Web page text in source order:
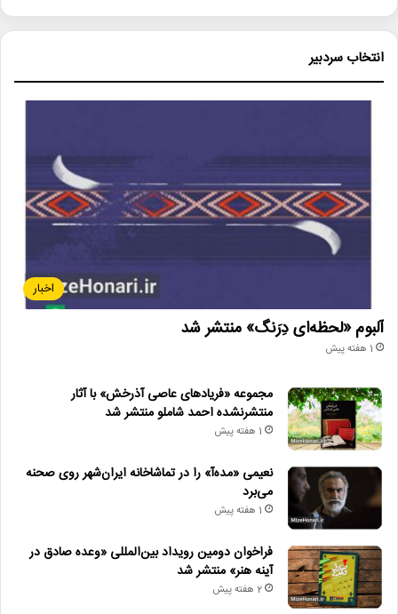
انتخاب سردبیر
اخبار
آلبوم «لحظه‌ای دِرَنگ» منتشر شد
1 هفته پیش
مجموعه «فریادهای عاصی آذرخش» با آثار
منتشرنشده احمد شاملو منتشر شد
1 هفته پیش
نعیمی «مده‌آ» را در تماشاخانه ایران‌شهر روی صحنه
می‌برد
1 هفته پیش
فراخوان دومین رویداد بین‌المللی «وعده صادق در
آینه هنر» منتشر شد
2 هفته پیش